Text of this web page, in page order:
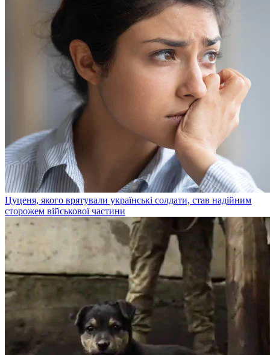
Цуценя, якого врятували українські солдати, став надійним
сторожем військової частини